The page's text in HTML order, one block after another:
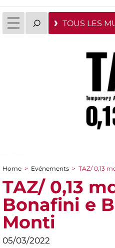
TOUS LES
You are here
Home > Evénements > TAZ/ 0,13
TAZ/ 0,13
Bonafini e
Monti
05/03/2022